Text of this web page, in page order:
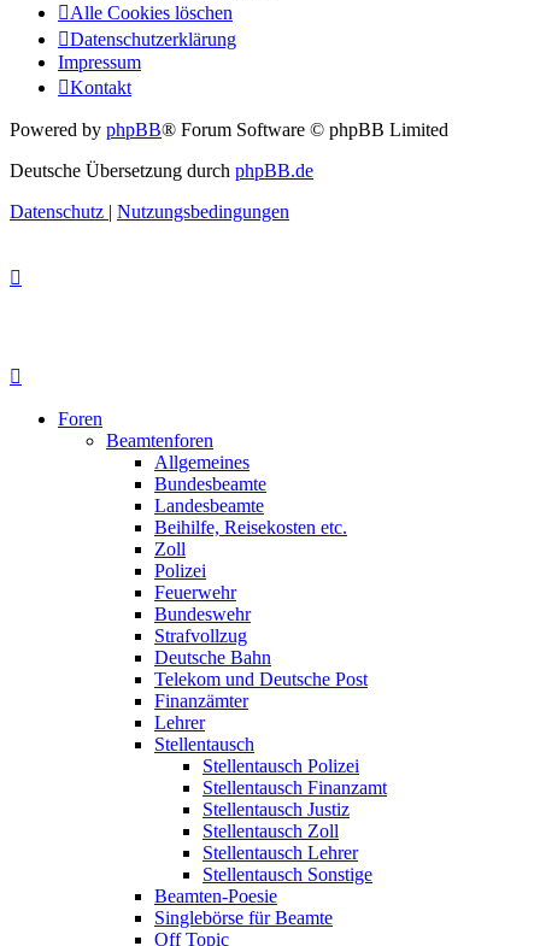
Alle Cookies löschen
Datenschutzerklärung
Impressum
Kontakt
Powered by phpBB® Forum Software © phpBB Limited
Deutsche Übersetzung durch phpBB.de
Datenschutz | Nutzungsbedingungen
Foren
Beamtenforen
Allgemeines
Bundesbeamte
Landesbeamte
Beihilfe, Reisekosten etc.
Zoll
Polizei
Feuerwehr
Bundeswehr
Strafvollzug
Deutsche Bahn
Telekom und Deutsche Post
Finanzämter
Lehrer
Stellentausch
Stellentausch Polizei
Stellentausch Finanzamt
Stellentausch Justiz
Stellentausch Zoll
Stellentausch Lehrer
Stellentausch Sonstige
Beamten-Poesie
Singlebörse für Beamte
Off Topic